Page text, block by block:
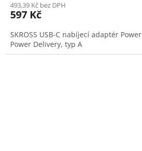
493,39 Kč bez DPH
597 Kč
SKROSS USB-C nabíjecí adaptér
Power Delivery, typ A